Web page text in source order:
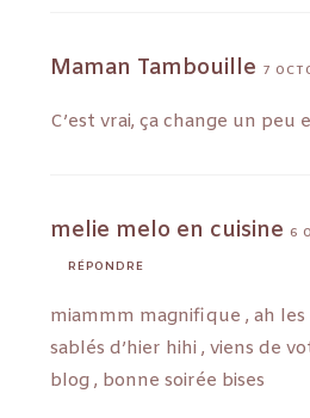
Maman Tambouille 7
C’est vrai, ça change un peu
melie melo en cuisine 6
RÉPONDRE
miammm magnifique , ah
sablés d’hier hihi , viens de
blog , bonne soirée bises